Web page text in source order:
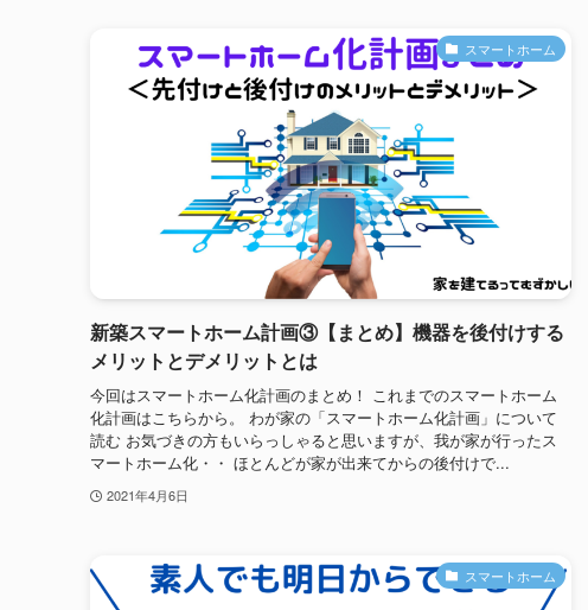
スマートホーム
新築スマートホーム計画③【まとめ】機器を後付けする
メリットとデメリットとは
今回はスマートホーム化計画のまとめ！ これまでのスマートホーム
化計画はこちらから。 わが家の「スマートホーム化計画」について
読む お気づきの方もいらっしゃると思いますが、我が家が行ったス
マートホーム化・・ ほとんどが家が出来てからの後付けで...
2021年4月6日
スマートホーム